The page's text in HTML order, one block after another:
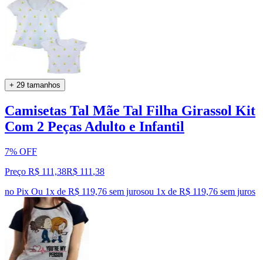
+ 29 tamanhos
Camisetas Tal Mãe Tal Filha Girassol Kit
Com 2 Peças Adulto e Infantil
7% OFF
Preço R$ 111,38R$ 111 ,38
no Pix Ou 1x de R$ 119,76 sem jurosou 1x de R$ 119,76 sem juros